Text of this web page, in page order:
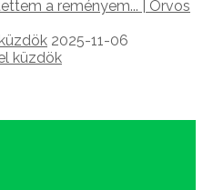
2025-11-06